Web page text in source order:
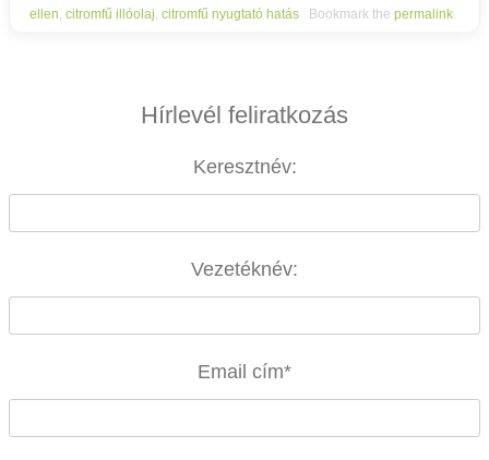
ellen, citromfű illóolaj, citromfű nyugtató hatás Bookmark the permalink.
Hírlevél feliratkozás
Keresztnév:
Vezetéknév:
Email cím*